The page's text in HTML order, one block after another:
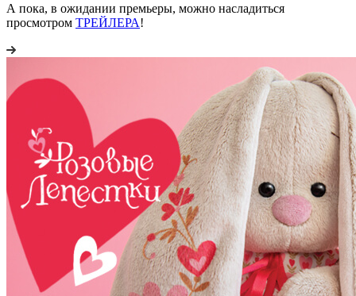
А пока, в ожидании премьеры, можно насладиться
просмотром ТРЕЙЛЕРА!